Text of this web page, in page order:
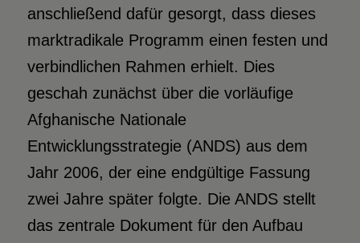
anschließend dafür gesorgt, dass dieses
marktradikale Programm einen festen und
verbindlichen Rahmen erhielt. Dies
geschah zunächst über die vorläufige
Afghanische Nationale
Entwicklungsstrategie (ANDS) aus dem
Jahr 2006, der eine endgültige Fassung
zwei Jahre später folgte. Die ANDS stellt
das zentrale Dokument für den Aufbau